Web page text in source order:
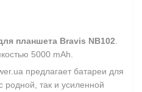
планшета Bravis NB102
5000 mAh.
предлагает батареи для
родной, так и усиленной